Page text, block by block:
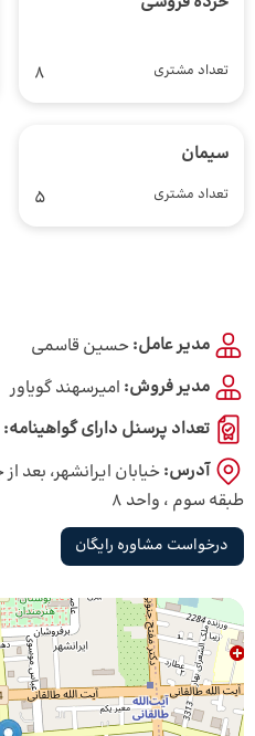
تعداد مشتری 8
سیمان
تعداد مشتری 5
مدیر عامل:حسین قاسمی
مدیر فروش: امیرسهند گویاور
تعداد پرسنل دارای گواهینامه:
آدرس:
طبقه سوم ، واحد ۸
درخواست مشاوره رایگان